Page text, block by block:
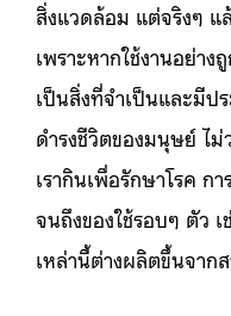
สิ่งแวดล้อม แต่จริงๆ แ
เพราะหากใช้งานอย่า
เป็นสิ่งที่จำเป็นและมีป
ดำรงชีวิตของมนุษย์ ไ
เรากินเพื่อรักษาโรค
จนถึงของใช้รอบๆ ตัว
เหล่านี้ต่างผลิตขึ้นจาก